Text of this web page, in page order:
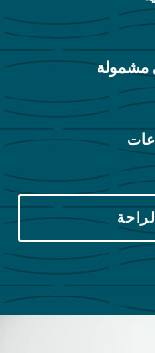
مشمولة